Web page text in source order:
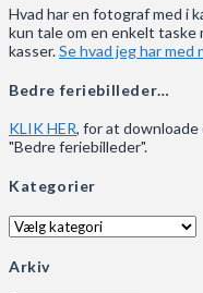
Hvad har en fotograf med i
kun tale om en enkelt
kasser.Se hvad jeg har
Bedre feriebilleder…
KLIK HER, for at downloade
"Bedre feriebilleder".
Kategorier
Kategorier
Arkiv